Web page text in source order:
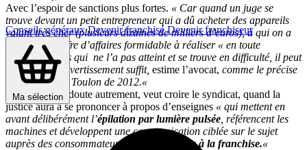
Conseils générauxDevenir franchiséDevenir franchiseur
Ma sélection
Avec l’espoir de sanctions plus fortes. « Car quand un juge se
trouve devant un petit entrepreneur qui a dû acheter des appareils
valant très cher (plusieurs dizaines de milliers d’euros), à qui on a
promis un chiffre d’affaires formidable à réaliser « en toute
légalité« , mais qui ne l’a pas atteint et se trouve en difficulté, il peut
se dire qu’un avertissement suffit, estime l’avocat, comme le précise
le jugement de Toulon de 2012.«
Il en sera sans doute autrement, veut croire le syndicat, quand la
justice aura à se prononcer à propos d’enseignes « qui mettent en
avant délibérément l’épilation par lumière pulsée , référencent les
machines et développent une communication ciblée sur le sujet
auprès des consommateurs et des
candidats à la franchise.«